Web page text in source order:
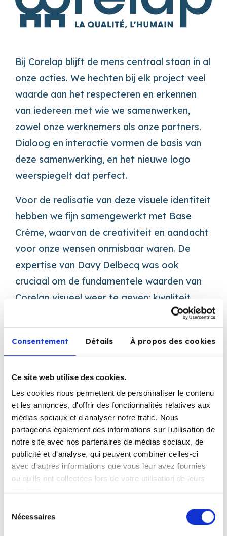
Consentement Détails À propos des cookies
Ce site web utilise des cookies.
Les cookies nous permettent de personnaliser le contenu
et les annonces, d'offrir des fonctionnalités relatives aux
médias sociaux et d'analyser notre trafic. Nous
partageons également des informations sur l'utilisation de
notre site avec nos partenaires de médias sociaux, de
publicité et d'analyse, qui peuvent combiner celles-ci
avec d'autres informations que vous leur avez fournies
ou qu'ils ont collectées lors de votre utilisation de leurs
duNécessaires
Bij Corelap blijft de mens centraal staan in al
onze acties. We hechten bij elk project veel
waarde aan het respecteren en erkennen
van iedereen met wie we samenwerken,
zowel onze werknemers als onze partners.
Dialoog en interactie vormen de basis van
deze samenwerking, en het nieuwe logo
weerspiegelt dat perfect.
Voor de realisatie van deze visuele identiteit
hebben we fijn samengewerkt met Base
Crème, waarvan de creativiteit en aandacht
voor onze wensen onmisbaar waren. De
expertise van Davy Delbecq was ook
cruciaal om de fundamentele waarden van
Corelap visueel weer te geven: kwaliteit,
menselijkheid, samenwerking en creativiteit.
Het logo is veel meer dan zomaar een
beeld; het bevat subtiele maar
uitwisseling en samenwerking, waarden die
essentieel zijn voor onze aanpak. De naar
boven gerichte pijl staat voor vooruitgang
en ontwikkeling, wat onze ambitie
weerspiegelt om samen met u vooruit te
gaan en te groeien.
volgende stap, en samen met u staan we